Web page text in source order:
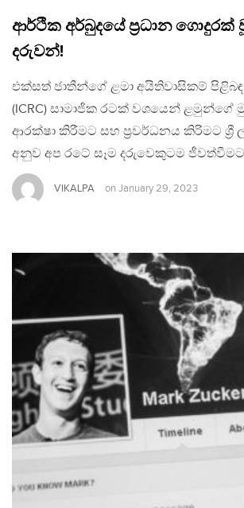
ආර්ථික අර්බුදයේ ප්‍රධාන ගොදුරක්
දරුවන්!
එක්සත් ජාතීන්ගේ ළමා අයිතිවාසිකම්
(ICRC) සාමාජික රටක් වශයෙන් ළමුන්ගේ
ආරක්ෂා කිරීමට සහ ප්‍රවර්ධනය කිරිමට ශ්‍රී
අනුව අප රටේ සෑම දරුවෙකුටම
VIKALPA on January 29, 2023